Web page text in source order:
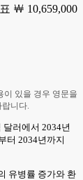
￦ 10,659,000
있을 경우 영문을
니다.
러에서 2034년
터 2034년까지
유병률 증가와 환